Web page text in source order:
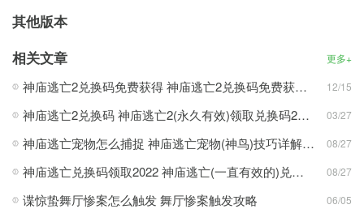
操作方式和前代相比基本没有变化，游戏并未采用常见的2D横版画
1、提升进入游戏速度以及运行流畅度，双人PK的竞技模式持续火
爆，让游戏转变了徒步奔跑的单调，游戏背景设定在神庙里；
2、与排行榜的小伙伴们一起比拼较量，需要在这里控制您的怪物角
色才能玩游戏，有超多炫酷羽翼可以选择搭配畅玩，最具IP价值的
全民跑酷；
其他版本
相关文章
更多+
神庙逃亡2兑换码免费获得 神庙逃亡2兑换码免费获得(永久有效)2022最新 12/15
神庙逃亡2兑换码 神庙逃亡2(永久有效)领取兑换码2025大全 03/27
神庙逃亡宠物怎么捕捉 神庙逃亡宠物(神鸟)技巧详解分享 08/27
神庙逃亡兑换码领取2022 神庙逃亡(一直有效的)兑换码大全免费获得 08/27
谍惊蛰舞厅惨案怎么触发 舞厅惨案触发攻略 06/05